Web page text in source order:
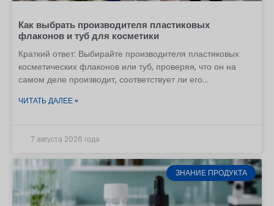
Как выбрать производителя пластиковых
флаконов и туб для косметики
Краткий ответ: Выбирайте производителя пластиковых
косметических флаконов или туб, проверяя, что он на
самом деле производит, соответствует ли его
материалы и критические размеры, а также способен ли
видео с завода или низкая цена — это полезные
доказательства, но ни одно из них само по себе не
является достаточным. При размещении первого заказа
из Китая целесообразно действовать в следующей
последовательности: определить технические
ЧИТАТЬ ДАЛЕЕ »
7 августа 2026 года
ЗНАНИЕ ПРОДУКТА